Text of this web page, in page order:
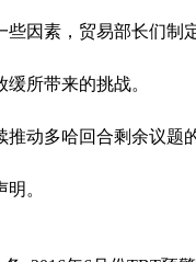
素，贸易部长们制
所带来的挑战。
多哈回合剩余议题
。